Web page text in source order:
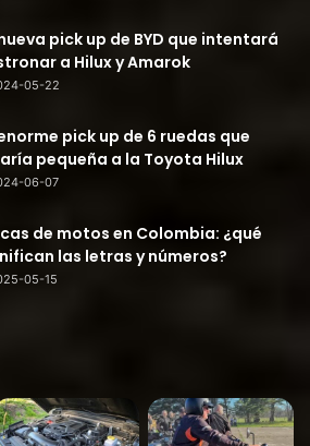
pick up de BYD que intentará
a Hilux y Amarok
05-22
pick up de 6 ruedas que
pequeña a la Toyota Hilux
06-07
de motos en Colombia: ¿qué
las letras y números?
05-15